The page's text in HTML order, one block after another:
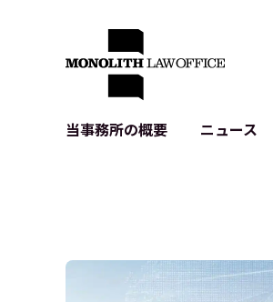
当事務所の概要 ニュース
IPO（上場）支援